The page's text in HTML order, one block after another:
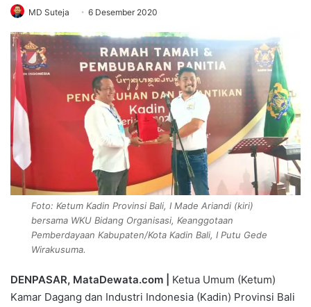
MD Suteja 6 Desember 2020
Foto: Ketum Kadin Provinsi Bali, I Made Ariandi (kiri)
bersama WKU Bidang Organisasi, Keanggotaan
Pemberdayaan Kabupaten/Kota Kadin Bali, I Putu Gede
Wirakusuma.
DENPASAR, MataDewata.com |
Ketua Umum (Ketum)
Kamar Dagang dan Industri Indonesia (Kadin) Provinsi Bali